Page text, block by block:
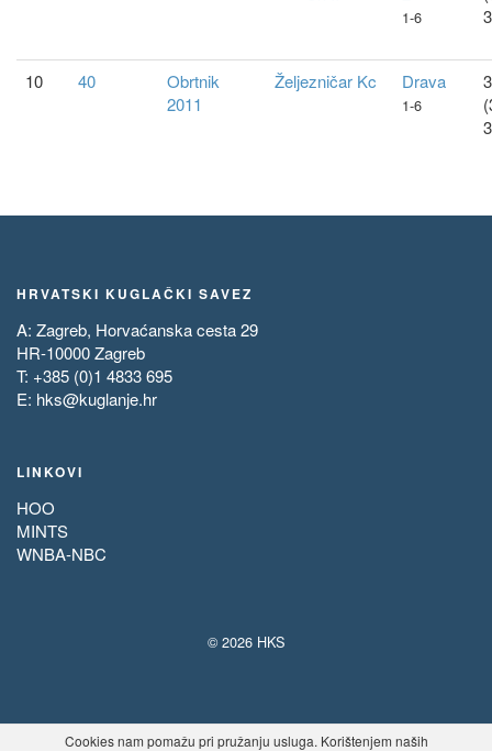
1-6
10 40
Obrtnik
2011
Željezničar Kc Drava
1-6
HRVATSKI KUGLAČKI SAVEZ
A: Zagreb, Horvaćanska cesta 29
HR-10000 Zagreb
T: +385 (0)1 4833 695
E: hks@kuglanje.hr
LINKOVI
HOO
MINTS
WNBA-NBC
© 2026 HKS
Cookies nam pomažu pri pružanju usluga. Korištenjem naših